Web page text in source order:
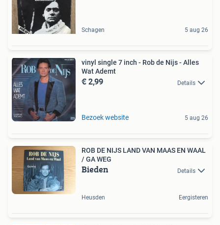
Schagen 5 aug 26
vinyl single 7 inch - Rob de Nijs - Alles
Wat Ademt
€ 2,99 Details
Bezoek website 5 aug 26
ROB DE NIJS LAND VAN MAAS EN WAAL
/ GA WEG
Bieden Details
Heusden Eergisteren